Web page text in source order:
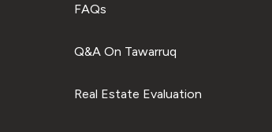
FAQs
Q&A On Tawarruq
Real Estate Evaluation